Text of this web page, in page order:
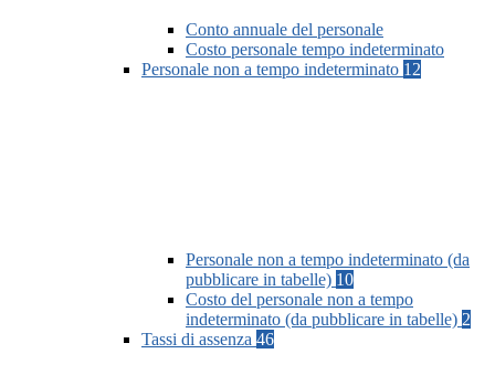
Conto annuale del personale
Costo personale tempo indeterminato
Personale non a tempo indeterminato 12
Personale non a tempo indeterminato (da
pubblicare in tabelle) 10
Costo del personale non a tempo
indeterminato (da pubblicare in tabelle) 2
Tassi di assenza 46